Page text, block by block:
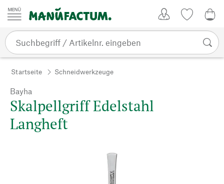
Zum Inhalt springen
Startseite Schneidwerkzeuge
Bayha
Skalpellgriff Edelstahl
Langheft